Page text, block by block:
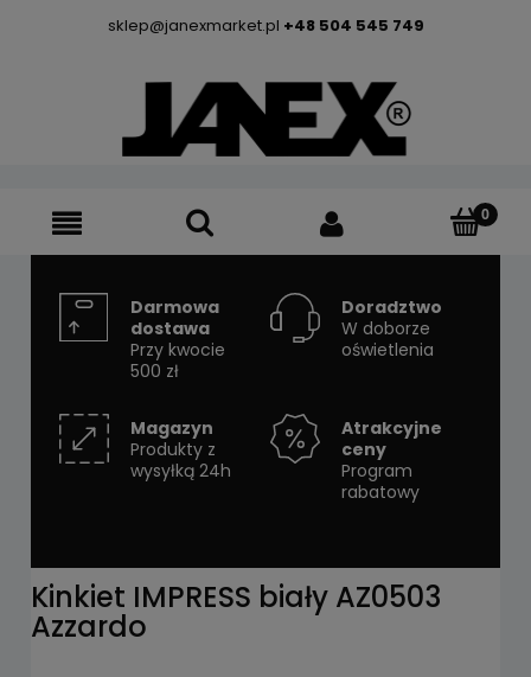
sklep@janexmarket.pl +48 504 545 749
Darmowa
dostawa
Przy kwocie
500 zł
Doradztwo
W doborze
oświetlenia
Magazyn
Produkty z
wysyłką 24h
Atrakcyjne
ceny
Program
rabatowy
Kinkiet IMPRESS biały AZ0503
Azzardo